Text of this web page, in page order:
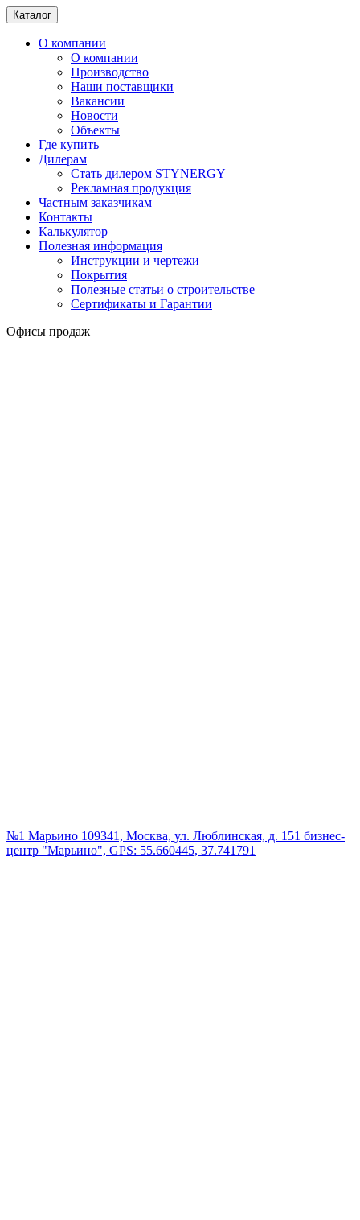
Каталог
О компании
О компании
Производство
Наши поставщики
Вакансии
Новости
Объекты
Где купить
Дилерам
Стать дилером STYNERGY
Рекламная продукция
Частным заказчикам
Контакты
Калькулятор
Полезная информация
Инструкции и чертежи
Покрытия
Полезные статьи о строительстве
Сертификаты и Гарантии
Офисы продаж
№1 Марьино 109341, Москва, ул. Люблинская, д. 151 бизнес-
центр "Марьино", GPS: 55.660445, 37.741791